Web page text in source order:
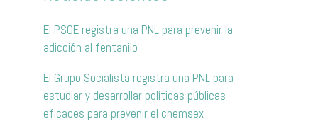
El PSOE registra una PNL para prevenir la
adicción al fentanilo
El Grupo Socialista registra una PNL para
estudiar y desarrollar políticas públicas
eficaces para prevenir el chemsex